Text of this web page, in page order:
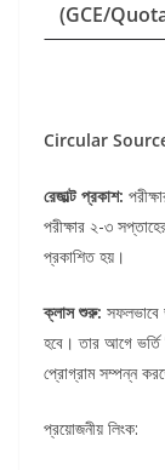
(GCE/
Circular
রেজাল্ট প্রকাশ:
পরীক্ষার ২-৩
প্রকাশিত হয়।
ক্লাস শুরু:
হবে। তার আগে ভর্তি
প্রোগ্রাম সম্পন্ন
প্রয়োজনীয় লিংক: